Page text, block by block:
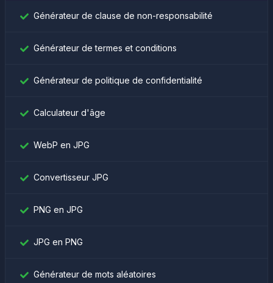
Générateur de clause de non-responsabilité
Générateur de termes et conditions
Générateur de politique de confidentialité
Calculateur d'âge
WebP en JPG
Convertisseur JPG
PNG en JPG
JPG en PNG
Générateur de mots aléatoires